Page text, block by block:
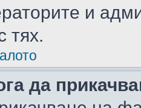
и
тях.
да